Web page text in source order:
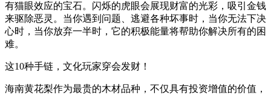
有猫眼效应的宝石。闪烁的虎眼会展现财富的光彩，吸引金钱
来驱除恶灵。当你遇到问题、逃避各种坏事时，当你无法下决
心时，当你放弃一半时，它的积极能量将帮助你解决所有的困
难。
这10种手链，文化玩家穿会发财！
海南黄花梨作为最贵的木材品种，不仅具有投资增值的价值，